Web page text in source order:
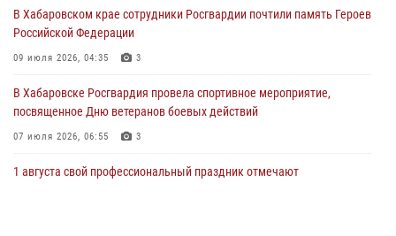
В Хабаровском крае сотрудники Росгвардии почтили память Героев
Российской Федерации
09 июля 2026, 04:35 3
В Хабаровске Росгвардия провела спортивное мероприятие,
посвященное Дню ветеранов боевых действий
07 июля 2026, 06:55 3
1 августа свой профессиональный праздник отмечают